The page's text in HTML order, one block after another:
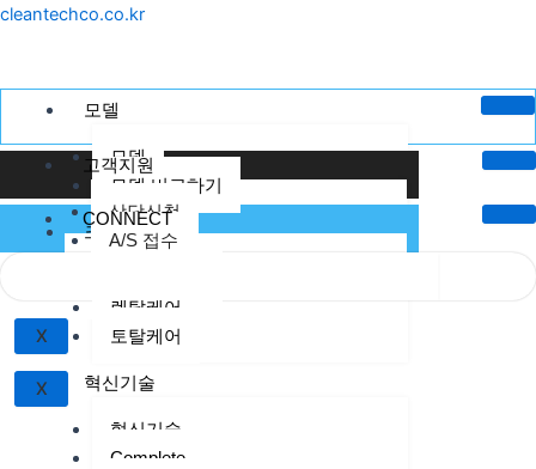
콘
너
cleantechco.co.kr
모델
모델
모델 비교하기
크린텍케어
렌탈케어
토탈케어
혁신기술
혁신기술
Complete
고객지원
상담신청
A/S 접수
X
CONNECT
X